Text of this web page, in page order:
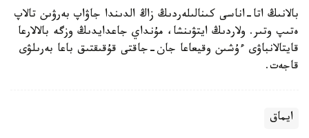
بالانىڭ اتا-اناسى كىنالىلەردىڭ زاڭ الدىندا جاۋاپ بەرۋىن تالاپ
ەتىپ وتىر. ولاردىڭ ايتۋىنشا، مۇنداي جاعدايدىڭ وزگە بالالارعا
قايتالانباۋى ءۇشىن وقيعاعا جان-جاقتى قۇقىقتىق باعا بەرىلۋى
قاجەت.
ايماق